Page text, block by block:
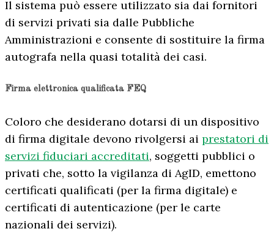
Il sistema può essere utilizzato sia dai fornitori
di servizi privati sia dalle Pubbliche
Amministrazioni e consente di sostituire la firma
autografa nella quasi totalità dei casi.
Firma elettronica qualificata FEQ
Coloro che desiderano dotarsi di un dispositivo
di firma digitale devono rivolgersi ai prestatori di
servizi fiduciari accreditati, soggetti pubblici o
privati che, sotto la vigilanza di AgID, emettono
certificati qualificati (per la firma digitale) e
certificati di autenticazione (per le carte
nazionali dei servizi).